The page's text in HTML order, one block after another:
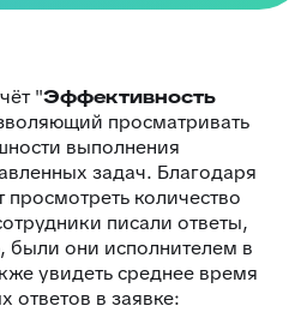
"Эффективность
просматривать
выполнения
задач. Благодаря
количество
писали ответы,
были они исполнителем в
увидеть среднее время
ответов в заявке: